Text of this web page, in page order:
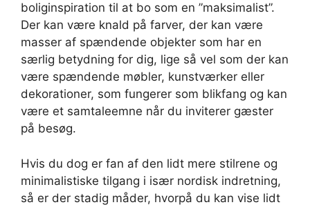
boliginspiration til at bo som en ”maksimalist”.
Der kan være knald på farver, der kan være
masser af spændende objekter som har en
særlig betydning for dig, lige så vel som der kan
være spændende møbler, kunstværker eller
dekorationer, som fungerer som blikfang og kan
være et samtaleemne når du inviterer gæster
på besøg.
Hvis du dog er fan af den lidt mere stilrene og
minimalistiske tilgang i især nordisk indretning,
så er der stadig måder, hvorpå du kan vise lidt